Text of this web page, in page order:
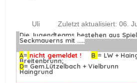
Uli
Zuletzt aktualisiert: 06.
Die Jugendteams bestehen aus
Seckmauerns mit .....
A= nicht gemeldet ! B = LW +
Breitenbrunn;
D= Gem.Lützelbach +
Haingrund